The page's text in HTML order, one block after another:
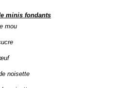
minis fondants
mou
noisette